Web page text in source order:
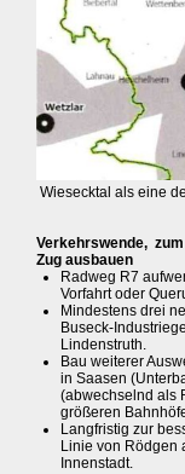
Wiesecktal als eine
Verkehrswende,
Zug ausbauen
Radweg R7
Vorfahrt oder
Mindestens drei
Buseck-
Lindenstruth.
Bau weiterer
in Saasen
(abwechselnd als
größeren
Langfristig zur
Linie von Rödgen
Innenstadt.